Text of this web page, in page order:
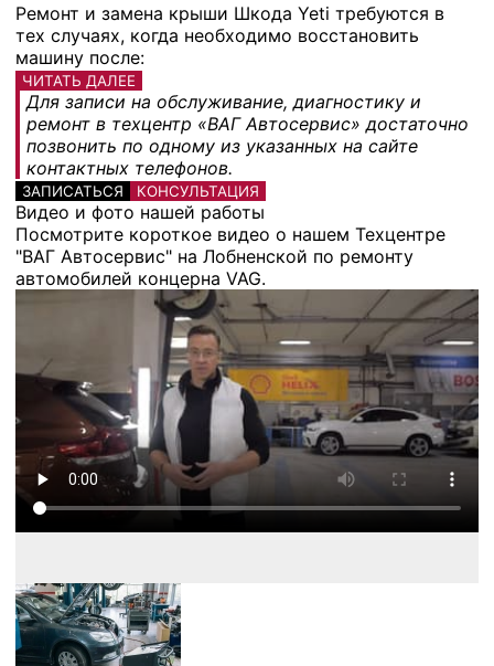
Ремонт и замена крыши Шкода Yeti требуются в
тех случаях, когда необходимо восстановить
машину после:
ЧИТАТЬ ДАЛЕЕ
Для записи на обслуживание, диагностику и
ремонт в техцентр «ВАГ Автосервис» достаточно
позвонить по одному из указанных на сайте
контактных телефонов.
ЗАПИСАТЬСЯ КОНСУЛЬТАЦИЯ
Видео и фото нашей работы
Посмотрите короткое видео о нашем Техцентре
"ВАГ Автосервис" на Лобненской по ремонту
автомобилей концерна VAG.